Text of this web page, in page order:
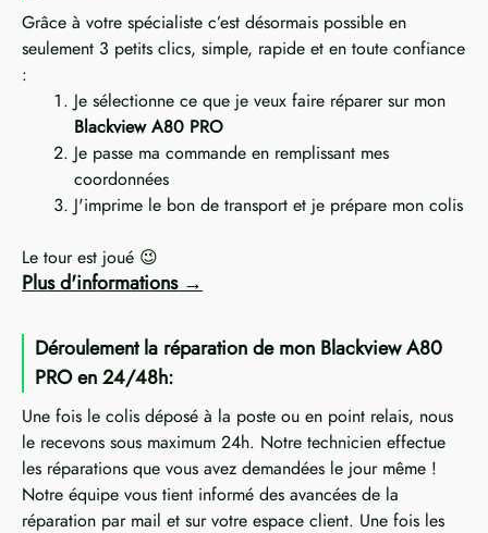
Grâce à votre spécialiste c’est désormais possible en
seulement 3 petits clics, simple, rapide et en toute confiance
:
Je sélectionne ce que je veux faire réparer sur mon
Blackview A80 PRO
Je passe ma commande en remplissant mes
coordonnées
J'imprime le bon de transport et je prépare mon colis
Le tour est joué 😉
Plus d'informations
Déroulement la réparation de mon Blackview A80
PRO en 24/48h:
Une fois le colis déposé à la poste ou en point relais, nous
le recevons sous maximum 24h. Notre technicien effectue
les réparations que vous avez demandées le jour même !
Notre équipe vous tient informé des avancées de la
réparation par mail et sur votre espace client. Une fois les